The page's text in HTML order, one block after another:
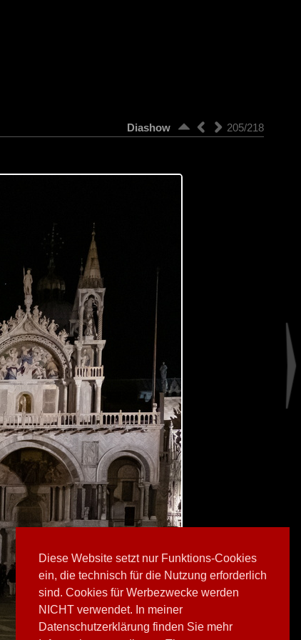
Diese Website setzt nur Funktions-Cookies
ein, die technisch für die Nutzung erforderlich
sind. Cookies für Werbezwecke werden
NICHT verwendet. In meiner
Datenschutzerklärung finden Sie mehr
205/218
Diashow